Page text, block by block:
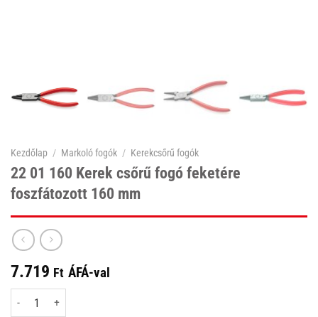
Kezdőlap / Markoló fogók / Kerekcsőrű fogók
22 01 160 Kerek csőrű fogó feketére
foszfátozott 160 mm
7.719 Ft ÁFÁ-val
22 01 160 Kerek csőrű fogó feketére foszfátozott 160 mm mennyiség